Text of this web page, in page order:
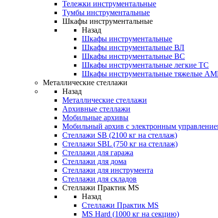
Тележки инструментальные
Тумбы инструментальные
Шкафы инструментальные
Назад
Шкафы инструментальные
Шкафы инструментальные ВЛ
Шкафы инструментальные ВС
Шкафы инструментальные легкие ТС
Шкафы инструментальные тяжелые
Металлические стеллажи
Назад
Металлические стеллажи
Архивные стеллажи
Мобильные архивы
Мобильный архив с электронным
Стеллажи SB (2100 кг на стеллаж)
Стеллажи SBL (750 кг на стеллаж)
Стеллажи для гаража
Стеллажи для дома
Стеллажи для инструмента
Стеллажи для складов
Стеллажи Практик MS
Назад
Стеллажи Практик MS
MS Hard (1000 кг на секцию)